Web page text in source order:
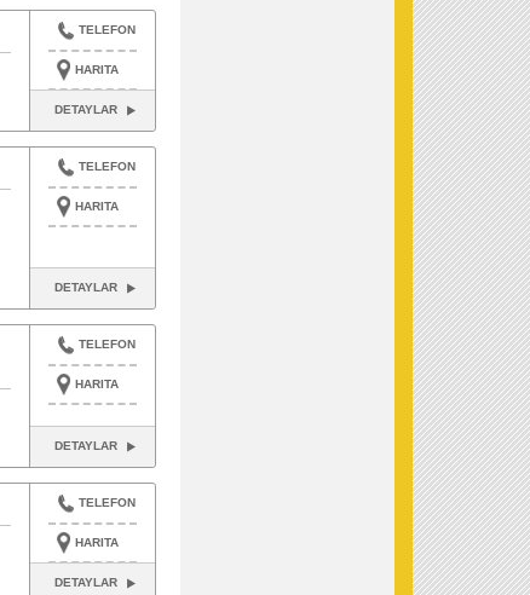
TELEFON
HARITA
DETAYLAR
TELEFON
HARITA
DETAYLAR
TELEFON
HARITA
DETAYLAR
TELEFON
HARITA
DETAYLAR